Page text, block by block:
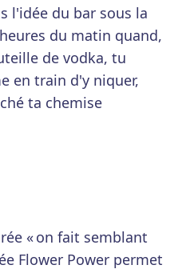
l'idée du bar sous la
du matin quand,
de vodka, tu
en train d'y niquer,
ta chemise
« on fait semblant
Flower Power permet